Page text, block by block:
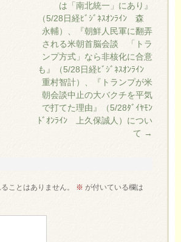
は「南北統一」にあり』
（5/28日経ﾋﾞｼﾞﾈｽｵﾝﾗｲﾝ 森
永輔）、『朝鮮人民軍に翻弄
される米朝首脳会談 「トラ
ンプ方式」なら非核化に合意
も』（5/28日経ﾋﾞｼﾞﾈｽｵﾝﾗｲﾝ
重村智計）、『トランプが米
朝会談中止の大バクチを平気
で打てた理由』（5/28ﾀﾞｲﾔﾓﾝ
ﾄﾞｵﾝﾗｲﾝ 上久保誠人）につい
て →
ことはありません。 ※ が付いている欄は